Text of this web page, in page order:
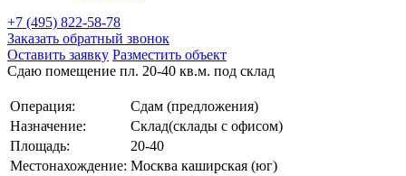
+7 (495) 822-58-78
Заказать обратный звонок
Оставить заявку Разместить объект
Сдаю помещение пл. 20-40 кв.м. под склад
Операция:
Сдам (предложения)
Назначение:
Склад(склады с офисом)
Площадь:
20-40
Местонахождение: Москва каширская (юг)